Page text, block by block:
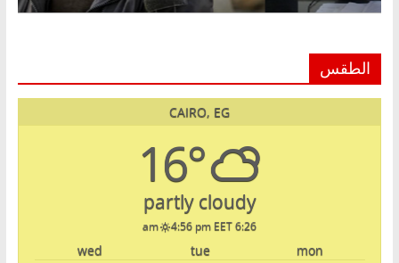
الطقس
CAIRO, EG
16°
partly cloudy
6:26 am
4:56 pm EET
mon
tue
wed